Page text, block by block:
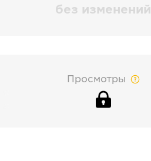
без изменений
Просмотры